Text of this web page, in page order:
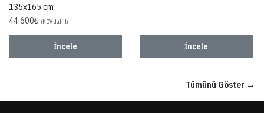
135x165 cm
44.600₺ (KDV dahil)
İncele İncele
Tümünü Göster →